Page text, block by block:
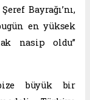
Bayrağı’nı,
en yüksek
nasip oldu”
büyük bir